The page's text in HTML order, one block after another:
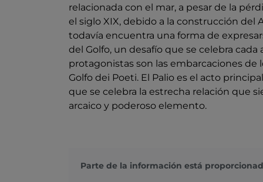
relacionada con el mar, a pesar de la
el siglo XIX, debido a la construcción del
todavía encuentra una forma de
del Golfo, un desafío que se celebra
protagonistas son las embarcaciones de
Golfo dei Poeti. El Palio es el acto
que se celebra la estrecha relación que
arcaico y poderoso elemento.
Parte de la información está